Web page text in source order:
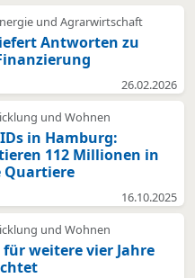
und Agrarwirtschaft
Antworten zu
26.02.2026
und Wohnen
in Hamburg:
112 Millionen in
16.10.2025
und Wohnen
weitere vier Jahre